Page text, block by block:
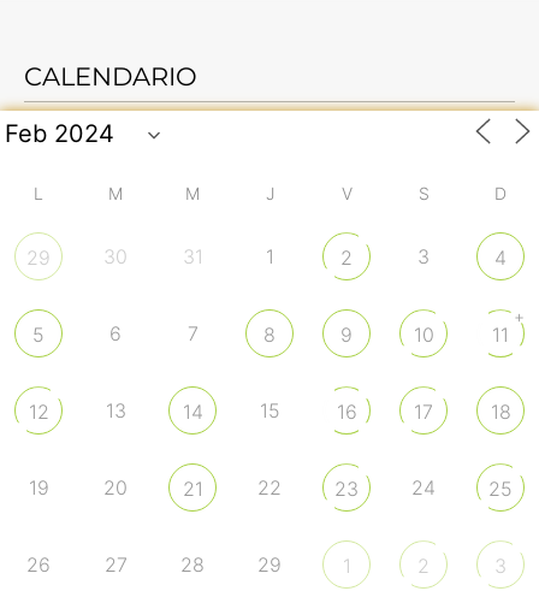
CALENDARIO
L M M J V S D
29 30 31 1 2 3 4
5 6 7 8 9 10 11
+
12 13 14 15 16 17 18
19 20 21 22 23 24 25
26 27 28 29 1 2 3